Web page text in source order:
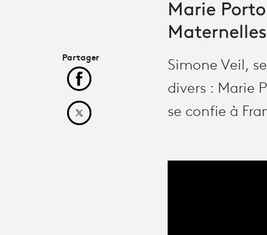
Marie
Simone Veil,
divers : Marie
se confie à
Partager
Partager cet article sur Facebook
Partager cet article sur X